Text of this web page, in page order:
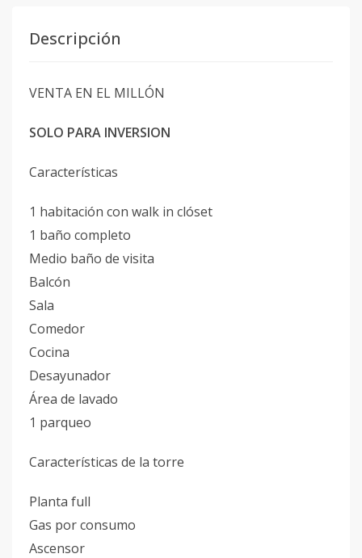
Descripción
VENTA EN EL MILLÓN
SOLO PARA INVERSION
Características
1 habitación con walk in clóset
1 baño completo
Medio baño de visita
Balcón
Sala
Comedor
Cocina
Desayunador
Área de lavado
1 parqueo
Características de la torre
Planta full
Gas por consumo
Ascensor